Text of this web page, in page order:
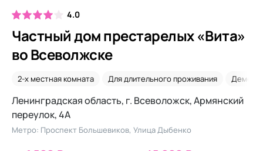
4.0
Частный дом престарелых «Вита»
во Всеволжске
2-х местная комната Для длительного проживания
Ленинградская область, г. Всеволожск, Армянский
переулок, 4А
Метро: Проспект Большевиков, Улица Дыбенко